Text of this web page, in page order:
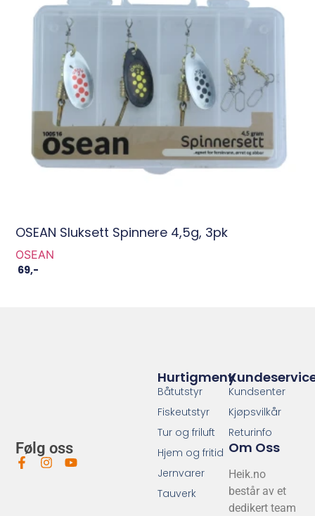
OSEAN Sluksett Spinnere 4,5g, 3pk
OSEAN
69,-
Følg oss
Kundsenter
Kjøpsvilkår
Returinfo
Om Oss
Heik.no
består av et
dedikert team
Hurtigmeny
Båtutstyr
Fiskeutstyr
Tur og friluft
Hjem og fritid
Jernvarer
Tauverk